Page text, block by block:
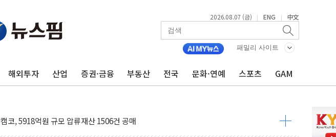
2026.08.07 (금) | ENG | 中文
패밀리 사이트
해외투자 산업 증권·금융 부동산 전국 문화·연예 스포츠 GAM
수박으로 여름 나는 하마
전남광주 구례 산불 32분 만에 주불 진화...인명피해 없어
[시승기] 공간·승차감 잡은 볼보 EX90…'올 터치'는 호불호